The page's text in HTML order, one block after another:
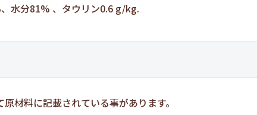
水分81% 、タウリン0.6 g/kg.
材料に記載されている事があります。